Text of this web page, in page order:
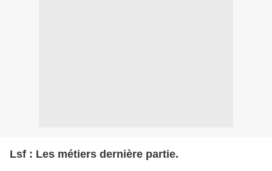
Lsf : Les métiers dernière partie.